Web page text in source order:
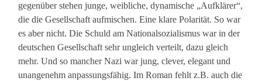
gegenüber stehen junge, weibliche, dynamische „Aufklärer“,
die die Gesellschaft aufmischen. Eine klare Polarität. So war
es aber nicht. Die Schuld am Nationalsozialismus war in der
deutschen Gesellschaft sehr ungleich verteilt, dazu gleich
mehr. Und so mancher Nazi war jung, clever, elegant und
unangenehm anpassungsfähig. Im Roman fehlt z.B. auch die